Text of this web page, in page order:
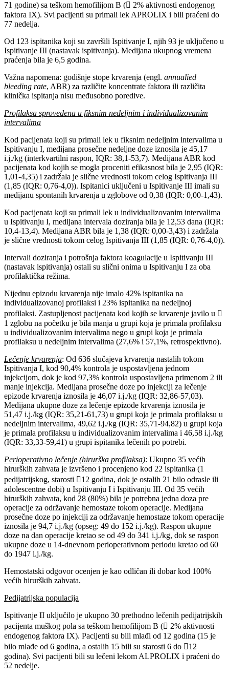
71 godine) sa teškom hemofilijom B ( 2% aktivnosti endogenog
faktora IX). Svi pacijenti su primali lek APROLIX i bili praćeni do
77 nedelja.
Od 123 ispitanika koji su završili Ispitivanje I, njih 93 je uključeno u
Ispitivanje III (nastavak ispitivanja). Medijana ukupnog vremena
praćenja bila je 6,5 godina.
Važna napomena: godišnje stope krvarenja (engl. annualied
bleeding rate, ABR) za različite koncentrate faktora ili različita
klinička ispitanja nisu međusobno poredive.
Profilaksa sprovedena u fiksnim nedeljnim i individualizovanim
intervalima
Kod pacijenata koji su primali lek u fiksnim nedeljnim intervalima u
Ispitivanju I, medijana prosečne nedeljne doze iznosila je 45,17
i.j./kg (interkvartilni raspon, IQR: 38,1-53,7). Medijana ABR kod
pacijenata kod kojih se mogla proceniti efikasnost bila je 2,95 (IQR:
1,01-4,35) i zadržala je slične vrednosti tokom celog Ispitivanja III
(1,85 (IQR: 0,76-4,0)). Ispitanici uključeni u Ispitivanje III imali su
medijanu spontanih krvarenja u zglobove od 0,38 (IQR: 0,00-1,43).
Kod pacijenata koji su primali lek u individualizovanim intervalima
u Ispitivanju I, medijana intervala doziranja bila je 12,53 dana (IQR:
10,4-13,4). Medijana ABR bila je 1,38 (IQR: 0,00-3,43) i zadržala
je slične vrednosti tokom celog Ispitivanja III (1,85 (IQR: 0,76-4,0)).
Intervali doziranja i potrošnja faktora koagulacije u Ispitivanju III
(nastavak ispitivanja) ostali su slični onima u Ispitivanju I za oba
profilaktička režima.
Nijednu epizodu krvarenja nije imalo 42% ispitanika na
individualizovanoj profilaksi i 23% ispitanika na nedeljnoj
profilaksi. Zastupljenost pacijenata kod kojih se krvarenje javilo u 
1 zglobu na početku je bila manja u grupi koja je primala profilaksu
u individualizovanim intervalima nego u grupi koja je primala
profilaksu u nedeljnim intervalima (27,6% i 57,1%, retrospektivno).
Lečenje krvarenja: Od 636 slučajeva krvarenja nastalih tokom
Ispitivanja I, kod 90,4% kontrola je uspostavljena jednom
injekcijom, dok je kod 97,3% kontrola uspostavljena primenom 2 ili
manje injekcija. Medijana prosečne doze po injekciji za lečenje
epizode krvarenja iznosila je 46,07 i.j./kg (IQR: 32,86-57,03).
Medijana ukupne doze za lečenje epizode krvarenja iznosila je
51,47 i.j./kg (IQR: 35,21-61,73) u grupi koja je primala profilaksu u
nedeljnim intervalima, 49,62 i.j./kg (IQR: 35,71-94,82) u grupi koja
je primala profilaksu u individualizovanim intervalima i 46,58 i.j./kg
(IQR: 33,33-59,41) u grupi ispitanika lečenih po potrebi.
Perioperativno lečenje (hirurška profilaksa): Ukupno 35 većih
hirurških zahvata je izvršeno i procenjeno kod 22 ispitanika (1
pedijatrijskog, starosti 12 godina, dok je ostalih 21 bilo odrasle ili
adolescentne dobi) u Ispitivanju I i Ispitivanju III. Od 35 većih
hirurških zahvata, kod 28 (80%) bila je potrebna jedna doza pre
operacije za održavanje hemostaze tokom operacije. Medijana
prosečne doze po injekciji za održavanje hemostaze tokom operacije
iznosila je 94,7 i.j./kg (opseg: 49 do 152 i.j./kg). Raspon ukupne
doze na dan operacije kretao se od 49 do 341 i.j./kg, dok se raspon
ukupne doze u 14-dnevnom perioperativnom periodu kretao od 60
do 1947 i.j./kg.
Hemostatski odgovor ocenjen je kao odličan ili dobar kod 100%
većih hirurških zahvata.
Pedijatrijska populacija
Ispitivanje II uključilo je ukupno 30 prethodno lečenih pedijatrijskih
pacijenta muškog pola sa teškom hemofilijom B ( 2% aktivnosti
endogenog faktora IX). Pacijenti su bili mlađi od 12 godina (15 je
bilo mlađe od 6 godina, a ostalih 15 bili su starosti 6 do 12
godina). Svi pacijenti bili su lečeni lekom ALPROLIX i praćeni do
52 nedelje.